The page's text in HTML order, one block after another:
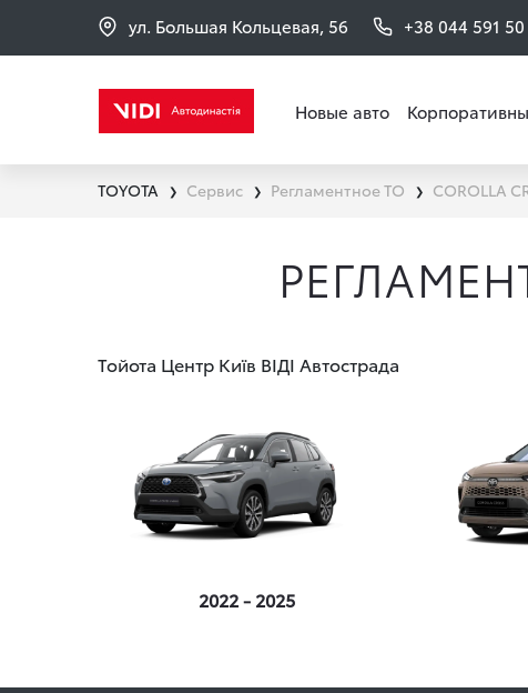
ул. Большая Кольцевая, 56 +38 044 591
Новые авто
TOYOTA ❯ Сервис ❯ Регламентное ТО ❯ COROLLA
Тойота Центр Київ ВІДІ Автострада
2022 - 2025